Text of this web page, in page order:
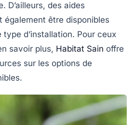
D’ailleurs, des aides
également être disponibles
d’installation. Pour ceux
savoir plus, Habitat Sain offre
sur les options de